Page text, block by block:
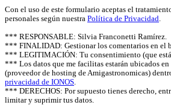
Con el uso de este formulario aceptas el
personales según nuestra Política de Privacidad.
*** RESPONSABLE: Silvia Franconetti Ramírez.
*** FINALIDAD: Gestionar los comentarios en el
*** LEGITIMACIÓN: Tu consentimiento (que
*** Los datos que me facilitas estarán ubicados en
(proveedor de hosting de Amigastronomicas)
privacidad de IONOS.
*** DERECHOS: Por supuesto tienes derecho,
limitar y suprimir tus datos.